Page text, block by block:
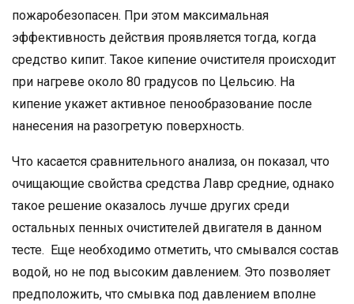
пожаробезопасен. При этом максимальная
эффективность действия проявляется тогда, когда
средство кипит. Такое кипение очистителя происходит
при нагреве около 80 градусов по Цельсию. На
кипение укажет активное пенообразование после
нанесения на разогретую поверхность.
Что касается сравнительного анализа, он показал, что
очищающие свойства средства Лавр средние, однако
такое решение оказалось лучше других среди
остальных пенных очистителей двигателя в данном
тесте. Еще необходимо отметить, что смывался состав
водой, но не под высоким давлением. Это позволяет
предположить, что смывка под давлением вполне